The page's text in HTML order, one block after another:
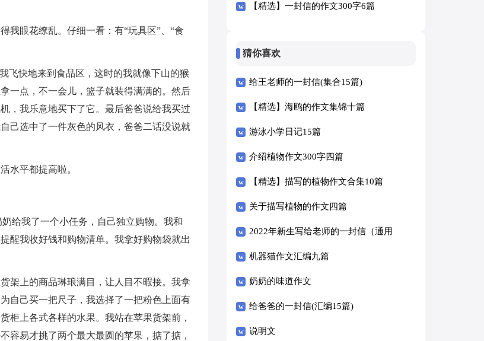
我眼花缭乱。仔细一看：有“玩具区”、“食
飞快地来到食品区，这时的我就像下山的猴
一点，不一会儿，篮子就装得满满的。然后
，我乐意地买下了它。最后爸爸说给我买过
己选中了一件灰色的风衣，爸爸二话没说就
水平都提高啦。
给我了一个小任务，自己独立购物。我和
醒我收好钱和购物清单。我拿好购物袋就出
架上的商品琳琅满目，让人目不暇接。我拿
自己买一把尺子，我选择了一把粉色上面有
柜上各式各样的水果。我站在苹果货架前，
容易才挑了两个最大最圆的苹果，掂了掂，
【精选】一封信的作文300字6篇
猜你喜欢
给王老师的一封信(集合15篇)
【精选】海鸥的作文集锦十篇
游泳小学日记15篇
介绍植物作文300字四篇
【精选】描写的植物作文合集10篇
关于描写植物的作文四篇
2022年新生写给老师的一封信（通用
8篇）
机器猫作文汇编九篇
奶奶的味道作文
给爸爸的一封信(汇编15篇)
说明文